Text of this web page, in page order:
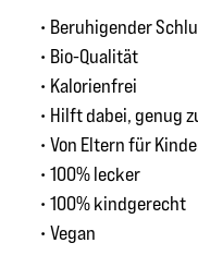
• Beruhigender
• Bio-Qualität
• Kalorienfrei
• Hilft dabei, genug
• Von Eltern für
• 100% lecker
• 100% kindgerecht
• Vegan